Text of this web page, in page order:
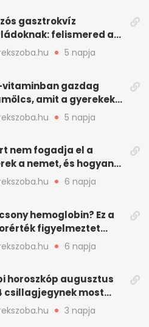
gasztrokvíz
felismered az
és társait?5 napja
vitaminban gazdag
amit a gyerekek
megesznek
5 napja
nem fogadja el a
a nemet, és hogyan
ki jól?
6 napja
hemoglobin? Ez a
figyelmeztet
6 napja
horoszkóp augusztus
csillagjegynek most
összejön 3 napja